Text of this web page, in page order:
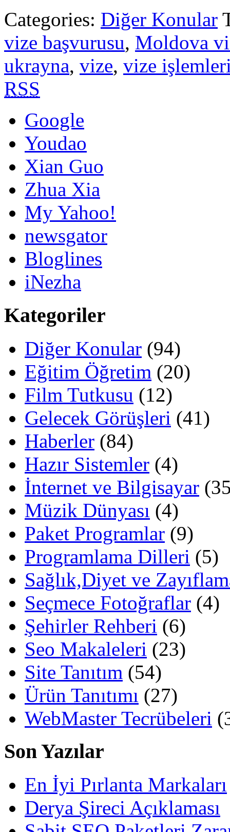
Categories: Diğer Konular
vize başvurusu, Moldova
ukrayna, vize, vize
RSS
Google
Youdao
Xian Guo
Zhua Xia
My Yahoo!
newsgator
Bloglines
iNezha
Kategoriler
Diğer Konular (94)
Eğitim Öğretim (20)
Film Tutkusu (12)
Gelecek Görüşleri (41)
Haberler (84)
Hazır Sistemler (4)
İnternet ve Bilgisayar
Müzik Dünyası (4)
Paket Programlar (9)
Programlama Dilleri (5)
Sağlık,Diyet ve
Seçmece Fotoğraflar (4)
Şehirler Rehberi (6)
Seo Makaleleri (23)
Site Tanıtım (54)
Ürün Tanıtımı (27)
WebMaster Tecrübeleri
Son Yazılar
En İyi Pırlanta Markaları
Derya Şireci Açıklaması